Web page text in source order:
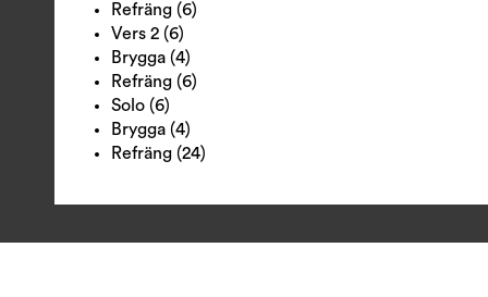
Refräng (6)
Vers 2 (6)
Brygga (4)
Refräng (6)
Solo (6)
Brygga (4)
Refräng (24)